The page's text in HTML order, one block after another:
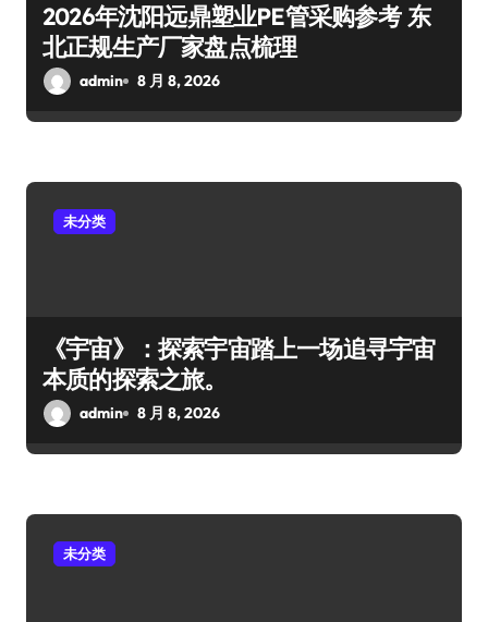
2026年沈阳远鼎塑业PE管采购参考 东
北正规生产厂家盘点梳理
admin 8 月 8, 2026
未分类
《宇宙》：探索宇宙踏上一场追寻宇宙
本质的探索之旅。
admin 8 月 8, 2026
未分类